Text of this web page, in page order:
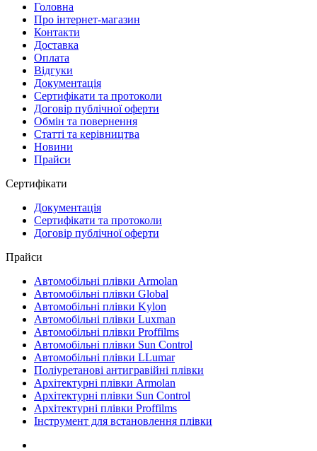
Головна
Про інтернет-магазин
Контакти
Доставка
Оплата
Відгуки
Документація
Сертифікати та протоколи
Договір публічної оферти
Обмін та повернення
Статті та керівництва
Новини
Прайси
Сертифікати
Документація
Сертифікати та протоколи
Договір публічної оферти
Прайси
Автомобільні плівки Armolan
Автомобільні плівки Global
Автомобільні плівки Kylon
Автомобільні плівки Luxman
Автомобільні плівки Proffilms
Автомобільні плівки Sun Control
Автомобільні плівки LLumar
Поліуретанові антигравійні плівки
Архітектурні плівки Armolan
Архітектурні плівки Sun Control
Архітектурні плівки Proffilms
Інструмент для встановлення плівки